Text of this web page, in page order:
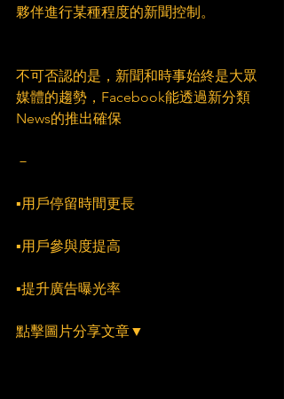
夥伴進行某種程度的新聞控制。
不可否認的是，新聞和時事始終是大眾
媒體的趨勢，Facebook能透過新分類
News的推出確保
－
▪用戶停留時間更長
▪用戶參與度提高
▪提升廣告曝光率
點擊圖片分享文章▼